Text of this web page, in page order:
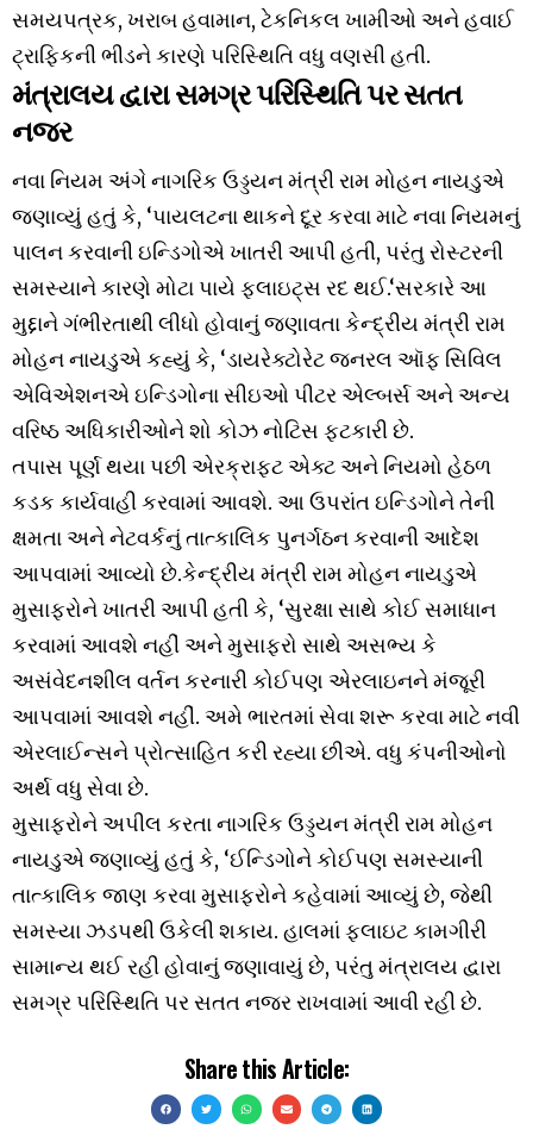
સમયપત્રક, ખરાબ હવામાન, ટેકનિકલ ખામીઓ અને હવાઈ
ટ્રાફિકની ભીડને કારણે પરિસ્થિતિ વધુ વણસી હતી.
મંત્રાલય દ્વારા સમગ્ર પરિસ્થિતિ પર સતત
નજર
નવા નિયમ અંગે નાગરિક ઉડ્ડયન મંત્રી રામ મોહન નાયડુએ
જણાવ્યું હતું કે, ‘પાયલટના થાકને દૂર કરવા માટે નવા નિયમનું
પાલન કરવાની ઇન્ડિગોએ ખાતરી આપી હતી, પરંતુ રોસ્ટરની
સમસ્યાને કારણે મોટા પાયે ફ્લાઇટ્સ રદ થઈ.‘સરકારે આ
મુદ્દાને ગંભીરતાથી લીધો હોવાનું જણાવતા કેન્દ્રીય મંત્રી રામ
મોહન નાયડુએ કહ્યું કે, ‘ડાયરેક્ટોરેટ જનરલ ઑફ સિવિલ
એવિએશનએ ઇન્ડિગોના સીઇઓ પીટર એલ્બર્સ અને અન્ય
વરિષ્ઠ અધિકારીઓને શો કોઝ નોટિસ ફટકારી છે.
તપાસ પૂર્ણ થયા પછી એરક્રાફ્ટ એક્ટ અને નિયમો હેઠળ
કડક કાર્યવાહી કરવામાં આવશે. આ ઉપરાંત ઇન્ડિગોને તેની
ક્ષમતા અને નેટવર્કનું તાત્કાલિક પુનર્ગઠન કરવાની આદેશ
આપવામાં આવ્યો છે.કેન્દ્રીય મંત્રી રામ મોહન નાયડુએ
મુસાફરોને ખાતરી આપી હતી કે, ‘સુરક્ષા સાથે કોઈ સમાધાન
કરવામાં આવશે નહીં અને મુસાફરો સાથે અસભ્ય કે
અસંવેદનશીલ વર્તન કરનારી કોઈપણ એરલાઇનને મંજૂરી
આપવામાં આવશે નહીં. અમે ભારતમાં સેવા શરૂ કરવા માટે નવી
એરલાઈન્સને પ્રોત્સાહિત કરી રહ્યા છીએ. વધુ કંપનીઓનો
અર્થ વધુ સેવા છે.
મુસાફરોને અપીલ કરતા નાગરિક ઉડ્ડયન મંત્રી રામ મોહન
નાયડુએ જણાવ્યું હતું કે, ‘ઈન્ડિગોને કોઈપણ સમસ્યાની
તાત્કાલિક જાણ કરવા મુસાફરોને કહેવામાં આવ્યું છે, જેથી
સમસ્યા ઝડપથી ઉકેલી શકાય. હાલમાં ફ્લાઇટ કામગીરી
સામાન્ય થઈ રહી હોવાનું જણાવાયું છે, પરંતુ મંત્રાલય દ્વારા
સમગ્ર પરિસ્થિતિ પર સતત નજર રાખવામાં આવી રહી છે.
Share this Article: